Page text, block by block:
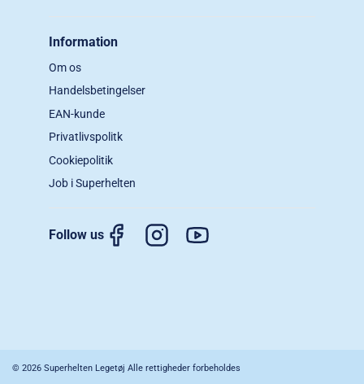
Information
Om os
Handelsbetingelser
EAN-kunde
Privatlivspolitk
Cookiepolitik
Job i Superhelten
Follow us
© 2026 Superhelten Legetøj Alle rettigheder forbeholdes